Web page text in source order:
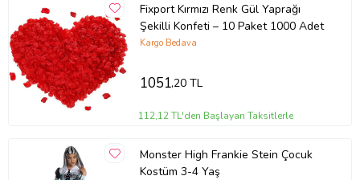
Fixport Kırmızı Renk Gül Yaprağı
Şekilli Konfeti – 10 Paket 1000 Adet
Kargo Bedava
1051,20 TL
112,12 TL'den Başlayan Taksitlerle
Monster High Frankie Stein Çocuk
Kostüm 3-4 Yaş